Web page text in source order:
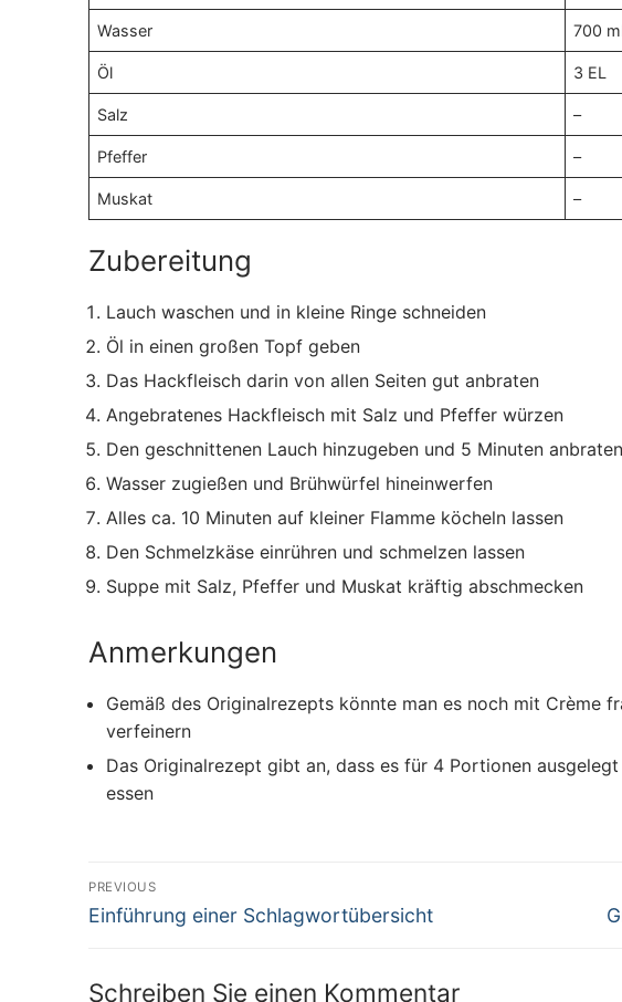
Wasser 700
Öl 3 EL
Salz –
Pfeffer –
Muskat –
Zubereitung
Lauch waschen und in kleine Ringe schneiden
Öl in einen großen Topf geben
Das Hackfleisch darin von allen Seiten gut anbraten
Angebratenes Hackfleisch mit Salz und Pfeffer würzen
Den geschnittenen Lauch hinzugeben und 5 Minuten anbraten
Wasser zugießen und Brühwürfel hineinwerfen
Alles ca. 10 Minuten auf kleiner Flamme köcheln lassen
Den Schmelzkäse einrühren und schmelzen lassen
Suppe mit Salz, Pfeffer und Muskat kräftig abschmecken
Anmerkungen
Gemäß des Originalrezepts könnte man es noch mit Crème
verfeinern
Das Originalrezept gibt an, dass es für 4 Portionen
essen
Beitragsnavigation
PREVIOUS
Previous
Einführung einer Schlagwortübersicht
Schreiben Sie einen Kommentar